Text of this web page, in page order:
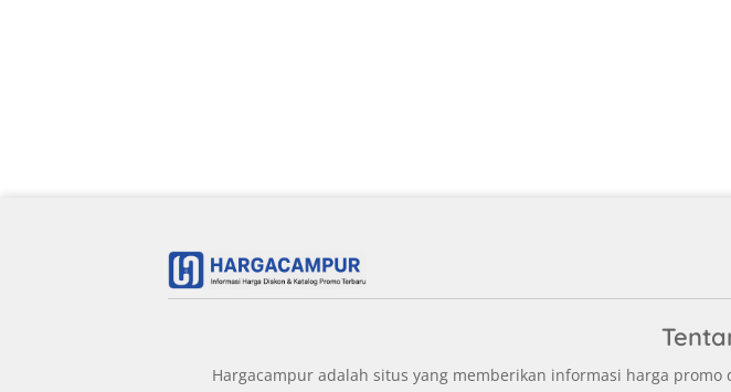
Hargacampur adalah situs yang memberikan informasi harga